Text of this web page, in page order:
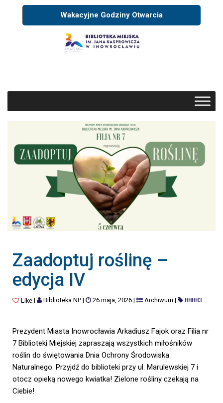
Wakacyjne Godziny Otwarcia
Zaadoptuj roślinę –
edycja IV
Like| Biblioteka NP| 26 maja, 2026| Archiwum | 88883
Prezydent Miasta Inowrocławia Arkadiusz Fajok oraz Filia nr
7 Biblioteki Miejskiej zapraszają wszystkich miłośników
roślin do świętowania Dnia Ochrony Środowiska
Naturalnego. Przyjdź do biblioteki przy ul. Marulewskiej 7 i
otocz opieką nowego kwiatka! Zielone rośliny czekają na
Ciebie!